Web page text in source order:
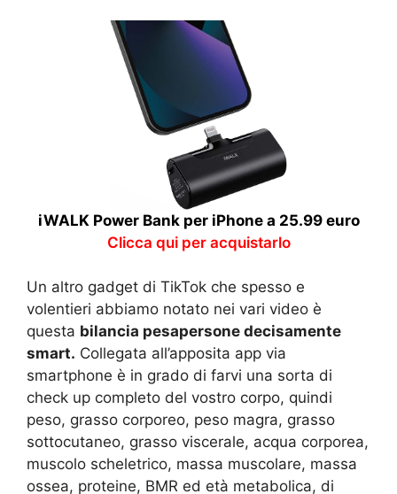
iWALK Power Bank per iPhone a 25.99 euro
Clicca qui per acquistarlo
Un altro gadget di TikTok che spesso e
volentieri abbiamo notato nei vari video è
questa bilancia pesapersone decisamente
smart. Collegata all’apposita app via
smartphone è in grado di farvi una sorta di
check up completo del vostro corpo, quindi
peso, grasso corporeo, peso magra, grasso
sottocutaneo, grasso viscerale, acqua corporea,
muscolo scheletrico, massa muscolare, massa
ossea, proteine, BMR ed età metabolica, di